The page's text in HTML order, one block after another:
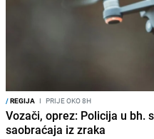
/REGIJA I PRIJE OKO 8H
Vozači, oprez: Policija u bh.
saobraćaja iz zraka